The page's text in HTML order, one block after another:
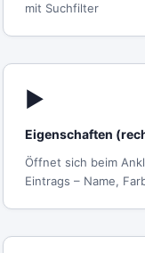
mit Suchfilter
▶
Eigenschaften
Öffnet sich beim
Eintrags – Name,